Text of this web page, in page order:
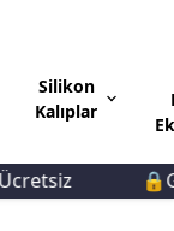
Silikon
Kalıplar